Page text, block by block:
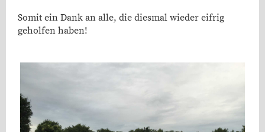
Somit ein Dank an alle, die diesmal wieder eifrig
geholfen haben!